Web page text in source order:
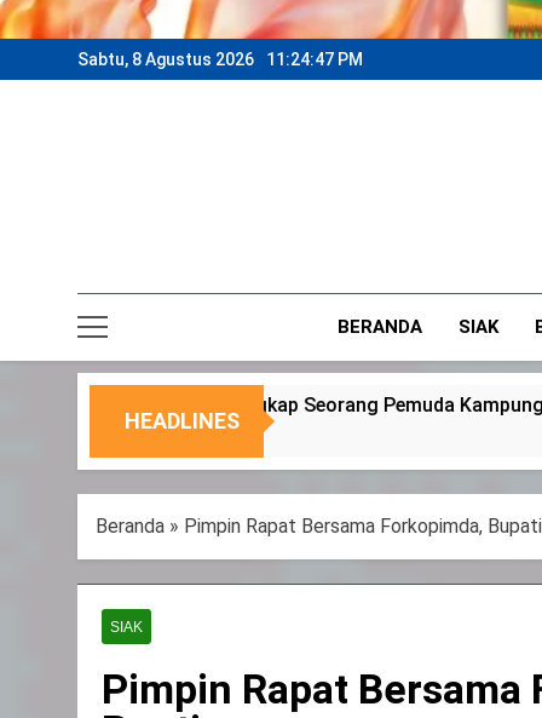
Sabtu, 8 Agustus 2026 11:24:49 PM
BERANDA SIAK
HEADLINES
Pemuda Kampung Temusai
Beranda » Pimpin Rapat Bersama Forkopimda,
SIAK
Pimpin Rapat